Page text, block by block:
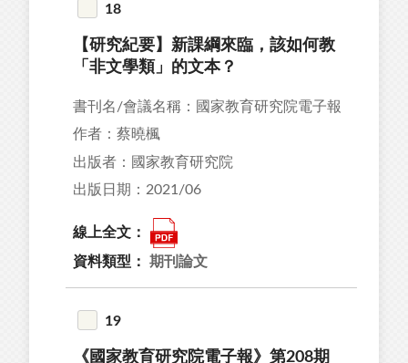
18
【研究紀要】新課綱來臨，該如何教
「非文學類」的文本？
書刊名/會議名稱：國家教育研究院電子報
作者：蔡曉楓
出版者：國家教育研究院
出版日期：2021/06
線上全文：
資料類型： 期刊論文
19
《國家教育研究院電子報》第208期